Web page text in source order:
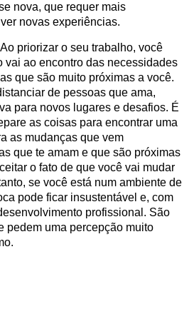
nova, que requer mais
novas experiências.
Ao priorizar o seu trabalho, você
vai ao encontro das necessidades
que são muito próximas a você.
de pessoas que ama,
para novos lugares e desafios. É
as coisas para encontrar uma
as mudanças que vem
que te amam e que são próximas
o fato de que você vai mudar
se você está num ambiente de
pode ficar insustentável e, com
profissional. São
pedem uma percepção muito